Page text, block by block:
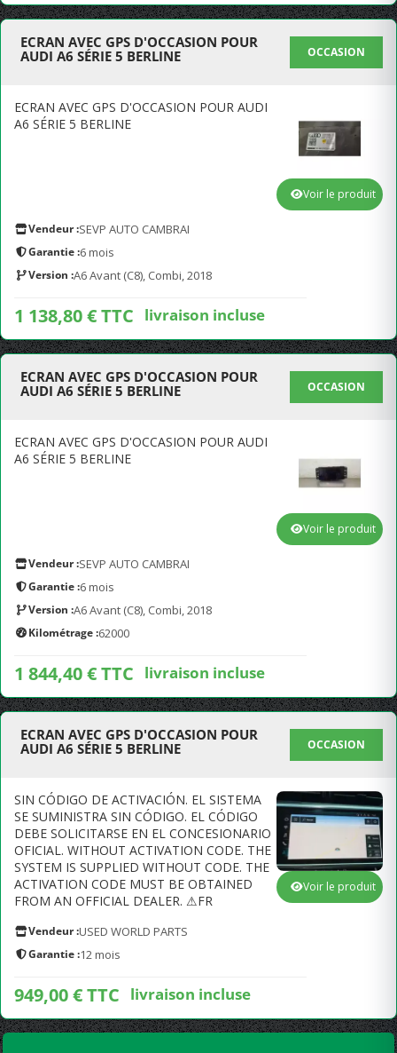
ECRAN AVEC GPS D'OCCASION POUR
AUDI A6 SÉRIE 5 BERLINE
OCCASION
ECRAN AVEC GPS D'OCCASION POUR AUDI
A6 SÉRIE 5 BERLINE
Vendeur :SEVP AUTO CAMBRAI
Garantie :6 mois
Version :A6 Avant (C8), Combi, 2018
1 138,80 € TTC livraison incluse
Voir le produit
ECRAN AVEC GPS D'OCCASION POUR
AUDI A6 SÉRIE 5 BERLINE
OCCASION
ECRAN AVEC GPS D'OCCASION POUR AUDI
A6 SÉRIE 5 BERLINE
Vendeur :SEVP AUTO CAMBRAI
Garantie :6 mois
Version :A6 Avant (C8), Combi, 2018
Kilométrage :62000
1 844,40 € TTC livraison incluse
Voir le produit
ECRAN AVEC GPS D'OCCASION POUR
AUDI A6 SÉRIE 5 BERLINE
OCCASION
SIN CÓDIGO DE ACTIVACIÓN. EL SISTEMA
SE SUMINISTRA SIN CÓDIGO. EL CÓDIGO
DEBE SOLICITARSE EN EL CONCESIONARIO
OFICIAL. WITHOUT ACTIVATION CODE. THE
SYSTEM IS SUPPLIED WITHOUT CODE. THE
ACTIVATION CODE MUST BE OBTAINED
FROM AN OFFICIAL DEALER. ⚠FR
Vendeur :USED WORLD PARTS
Garantie :12 mois
949,00 € TTC livraison incluse
Voir le produit